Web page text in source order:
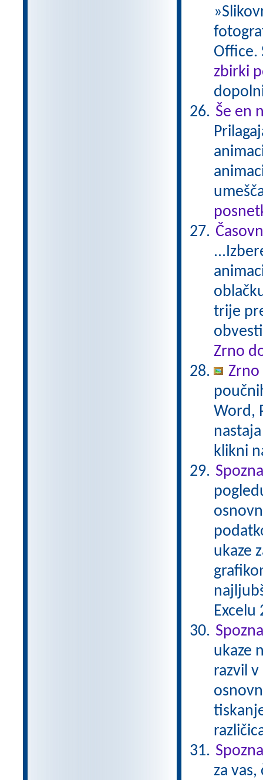
Office.
zbirki
Še en
trije
Zrno
Zrno
Word,
klikni
ukaze
Excelu
ukaze
razvil
za